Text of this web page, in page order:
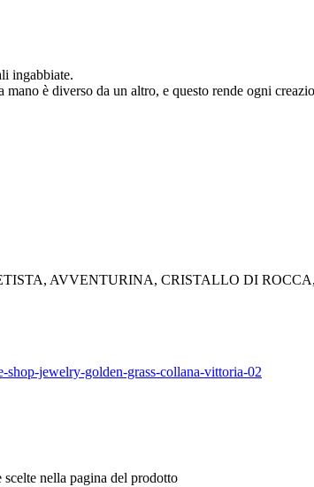
ingabbiate.
è diverso da un altro, e questo rende ogni
AVVENTURINA, CRISTALLO DI
nella pagina del prodotto